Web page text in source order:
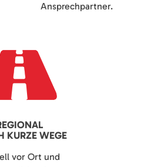
Ansprechpartner.
KURZE WEGE
vor Ort und